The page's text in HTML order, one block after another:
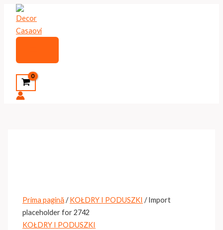
content
Prima pagină/KOŁDRY I PODUSZKI / Import
placeholder for 2742
KOŁDRY I PODUSZKI